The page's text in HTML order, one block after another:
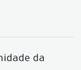
da